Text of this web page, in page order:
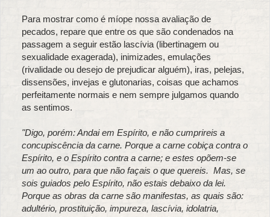
Para mostrar como é míope nossa avaliação de
pecados, repare que entre os que são condenados na
passagem a seguir estão lascívia (libertinagem ou
sexualidade exagerada), inimizades, emulações
(rivalidade ou desejo de prejudicar alguém), iras, pelejas,
dissensões, invejas e glutonarias, coisas que achamos
perfeitamente normais e nem sempre julgamos quando
as sentimos.
"Digo, porém: Andai em Espírito, e não cumprireis a
concupiscência da carne. Porque a carne cobiça contra o
Espírito, e o Espírito contra a carne; e estes opõem-se
um ao outro, para que não façais o que quereis. Mas, se
sois guiados pelo Espírito, não estais debaixo da lei.
Porque as obras da carne são manifestas, as quais são:
adultério, prostituição, impureza, lascívia, idolatria,